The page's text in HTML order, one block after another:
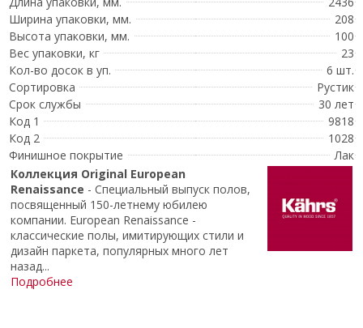
Ширина упаковки, мм.
208
Высота упаковки, мм.
100
Вес упаковки, кг
23
Кол-во досок в уп.
6 шт.
Сортировка
Рустик
Срок службы
30 лет
Код 1
9818
Код 2
1028
Финишное покрытие
Лак
Коллекция Original European
Renaissance - Специальный выпуск полов,
посвященный 150-летнему юбилею
компании. European Renaissance -
классические полы, имитирующих стили и
дизайн паркета, популярных много лет
назад...
Подробнее